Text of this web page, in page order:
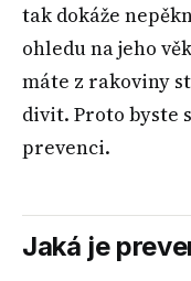
tak dokáže
ohledu na jeho
máte z rakoviny
divit. Proto byste
prevenci.
Jaká je